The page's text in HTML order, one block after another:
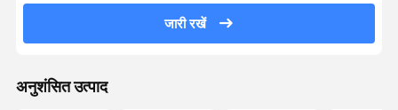
जारी रखें
अनुशंसित उत्पाद